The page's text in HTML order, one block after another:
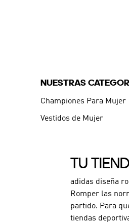
NUESTRAS
Championes Para Mujer
Vestidos de Mujer
TU
adidas diseña
Romper las
partido. Para
tiendas